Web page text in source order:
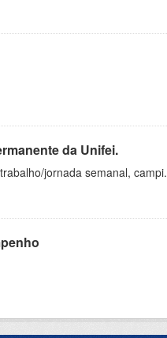
da Unifei.
jornada semanal, campi.